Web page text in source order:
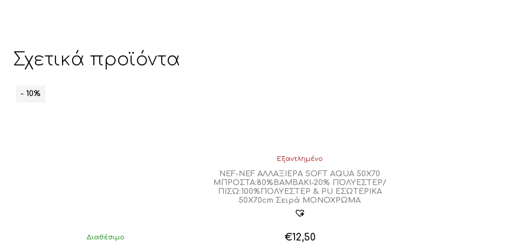
Σχετικά προϊόντα
- 10%
Διαθέσιμο
Εξαντλημένο
NEF-NEF ΑΛΛΑΞΙΕΡΑ SOFT AQUA 50Χ70
ΜΠΡΟΣΤΑ:80%ΒΑΜΒΑΚΙ-20% ΠΟΛΥΕΣΤΕΡ/
ΠΙΣΩ:100%ΠΟΛΥΕΣΤΕΡ & PU ΕΣΩΤΕΡΙΚΑ
50X70cm Σειρά ΜΟΝΟΧΡΩΜΑ
€12,50